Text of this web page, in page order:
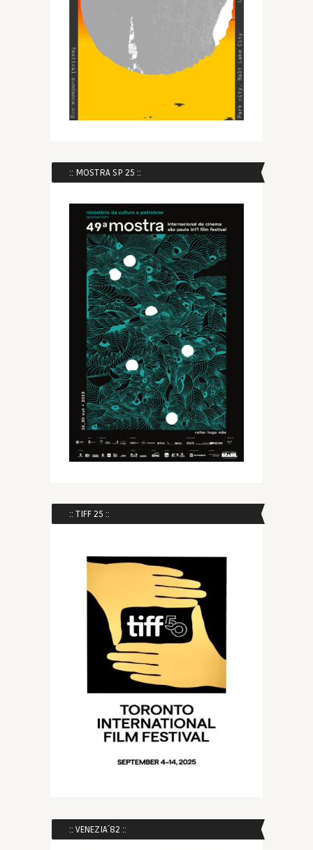
:: MOSTRA SP 25 ::
:: TIFF 25 ::
:: VENEZIA´82 ::